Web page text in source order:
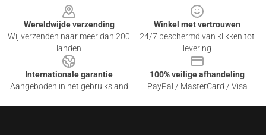
Wereldwijde verzending
Wij verzenden naar meer dan 200
landen
Winkel met vertrouwen
24/7 beschermd van klikken tot
levering
Internationale garantie
Aangeboden in het gebruiksland
100% veilige afhandeling
PayPal / MasterCard / Visa